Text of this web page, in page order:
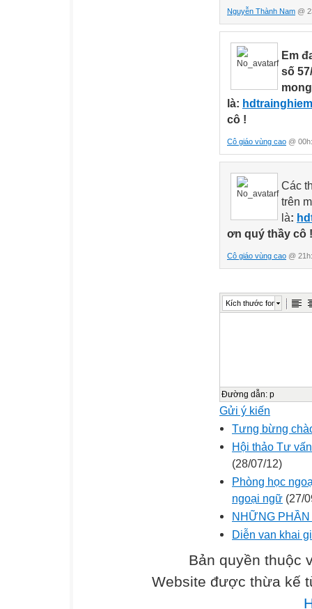
Nguyễn Thành Nam @
Em
số
là:
cô !
Cô giáo vùng cao @
Các
trên
là:
ơn quý thầy cô !
Cô giáo vùng cao @
Kích thước font
Đường dẫn: p
Gửi ý kiến
Tưng bừng
Hội thảo Tư
(28/07/12)
Phòng học
ngoại ngữ (27/
NHỮNG PHẦN
Diễn va­n khai
Bản quyền thuộc
Website được thừa kế